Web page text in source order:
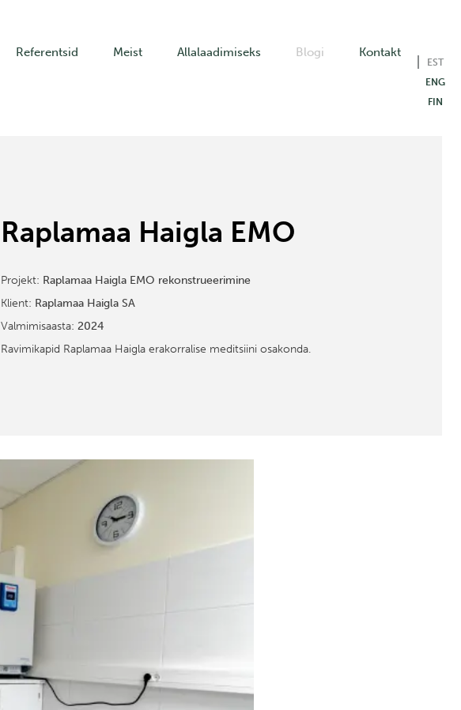
Referentsid Meist Allalaadimiseks Blogi Kontakt
EST
ENG
FIN
Raplamaa Haigla EMO
Projekt: Raplamaa Haigla EMO rekonstrueerimine
Klient: Raplamaa Haigla SA
Valmimisaasta: 2024
Ravimikapid Raplamaa Haigla erakorralise meditsiini osakonda.